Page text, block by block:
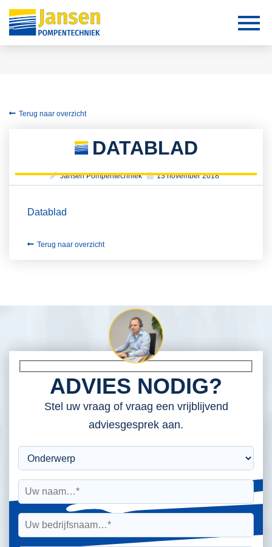
Terug naar overzicht
DATABLAD
Jansen Pompentechniek 13 november 2018
Datablad
Terug naar overzicht
ADVIES NODIG?
Stel uw vraag of vraag een vrijblijvend
adviesgesprek aan.